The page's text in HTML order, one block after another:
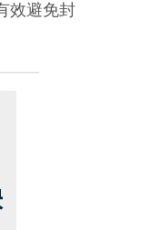
效避免封